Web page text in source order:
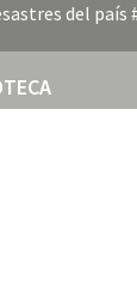
del país